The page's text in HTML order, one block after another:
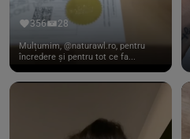
356 28
Mulțumim, @naturawl.ro, pentru
încredere și pentru tot ce fa...